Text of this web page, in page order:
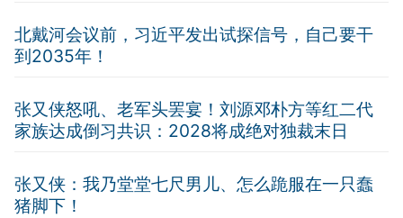
北戴河会议前，习近平发出试探信号，自己要干
到2035年！
张又侠怒吼、老军头罢宴！刘源邓朴方等红二代
家族达成倒习共识：2028将成绝对独裁末日
张又侠：我乃堂堂七尺男儿、怎么跪服在一只蠢
猪脚下！